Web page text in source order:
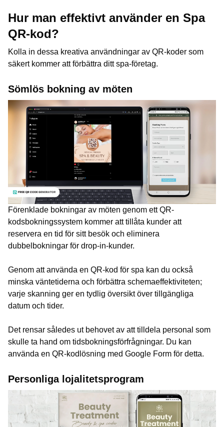
Hur man effektivt använder en Spa
QR-kod?
Kolla in dessa kreativa användningar av QR-koder som
säkert kommer att förbättra ditt spa-företag.
Sömlös bokning av möten
Förenklade bokningar av möten genom ett QR-
kodsbokningssystem kommer att tillåta kunder att
reservera en tid för sitt besök och eliminera
dubbelbokningar för drop-in-kunder.
Genom att använda en QR-kod för spa kan du också
minska väntetiderna och förbättra schemaeffektiviteten;
varje skanning ger en tydlig översikt över tillgängliga
datum och tider.
Det rensar således ut behovet av att tilldela personal som
skulle ta hand om tidsbokningsförfrågningar. Du kan
använda en QR-kodlösning med Google Form för detta.
Personliga lojalitetsprogram